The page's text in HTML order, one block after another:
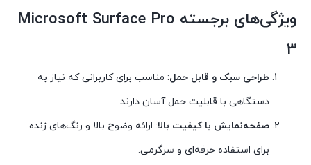
ویژگی‌های برجسته Microsoft Surface Pro
3
طراحی سبک و قابل حمل: مناسب برای کاربرانی که نیاز به
دستگاهی با قابلیت حمل آسان دارند.
صفحه‌نمایش با کیفیت بالا: ارائه وضوح بالا و رنگ‌های زنده
برای استفاده حرفه‌ای و سرگرمی.